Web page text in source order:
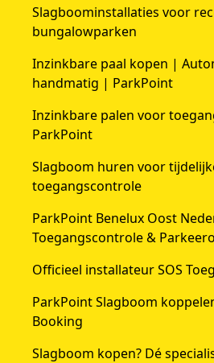
Slagboominstallaties voor
bungalowparken
Inzinkbare paal kopen |
handmatig | ParkPoint
Inzinkbare palen voor
ParkPoint
Slagboom huren voor
toegangscontrole
ParkPoint Benelux Oost
Toegangscontrole &
Officieel installateur SOS
ParkPoint Slagboom
Booking
Slagboom kopen? Dé